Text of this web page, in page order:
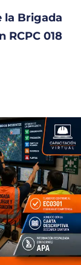
la Brigada
018